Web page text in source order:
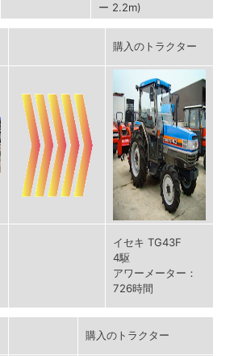
ー 2.2m)
購入のトラクター
イセキ TG43F
4駆
アワーメーター：
726時間
購入のトラクター